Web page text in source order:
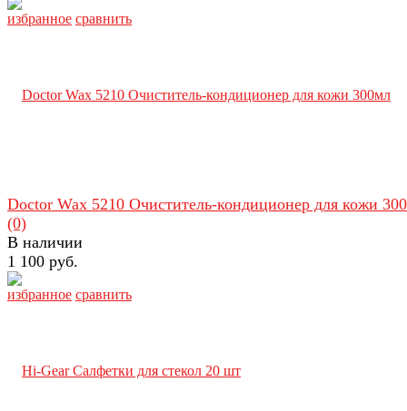
избранное сравнить
избранное сравнить
Doctor Wax 5210 Очиститель-кондиционер для кожи
(0)
В наличии
1 100 руб.